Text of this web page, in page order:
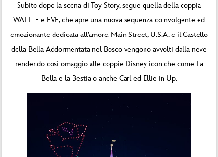
Subito dopo la scena di Toy Story, segue quella della coppia
WALL-E e EVE, che apre una nuova sequenza coinvolgente ed
emozionante dedicata all’amore. Main Street, U.S.A. e il Castello
della Bella Addormentata nel Bosco vengono avvolti dalla neve
rendendo così omaggio alle coppie Disney iconiche come La
Bella e la Bestia o anche Carl ed Ellie in Up.